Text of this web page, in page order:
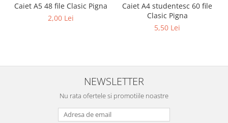
Caiet A5 48 file Clasic Pigna
2,00 Lei
Caiet A4 studentesc 60 file
Clasic Pigna
5,50 Lei
NEWSLETTER
Nu rata ofertele si promotiile noastre